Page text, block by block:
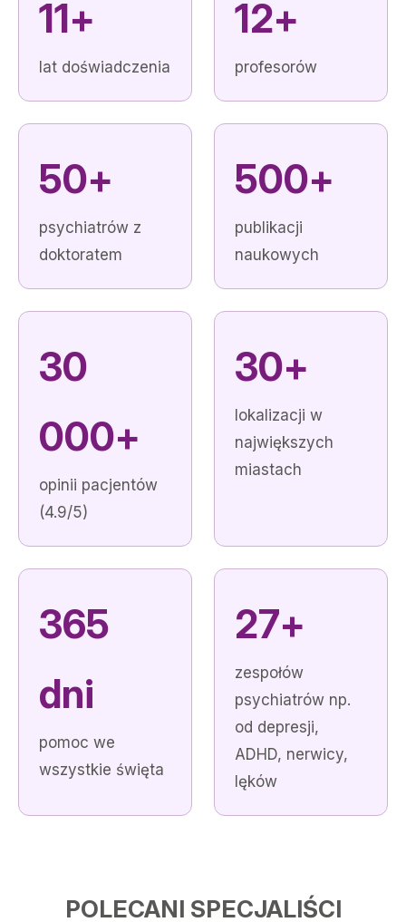
11+
lat doświadczenia
12+
profesorów
50+
psychiatrów z
doktoratem
500+
publikacji
naukowych
30
000+
opinii pacjentów
(4.9/5)
30+
lokalizacji w
największych
miastach
365
dni
pomoc we
wszystkie święta
27+
zespołów
psychiatrów np.
od depresji,
ADHD, nerwicy,
lęków
POLECANI SPECJALIŚCI